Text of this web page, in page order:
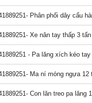
Phân phối dây cẩu
Xe nân tay thấp 3
- Pa lăng xích kéo
Ma ní móng ngựa
Con lăn treo pa lăng